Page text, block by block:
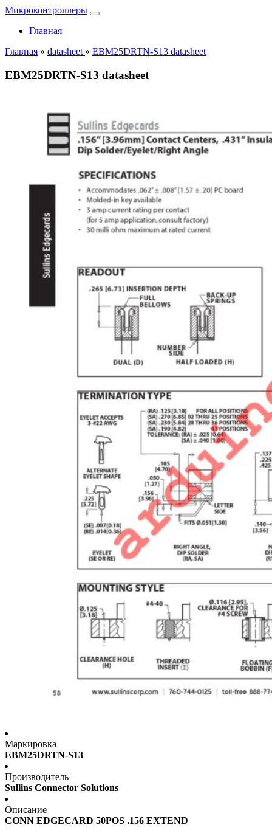
Микроконтроллеры
Главная
Главная » datasheet » EBM25DRTN-S13 datasheet
EBM25DRTN-S13 datasheet
Маркировка
EBM25DRTN-S13
Производитель
Sullins Connector Solutions
Описание
CONN EDGECARD 50POS .156 EXTEND